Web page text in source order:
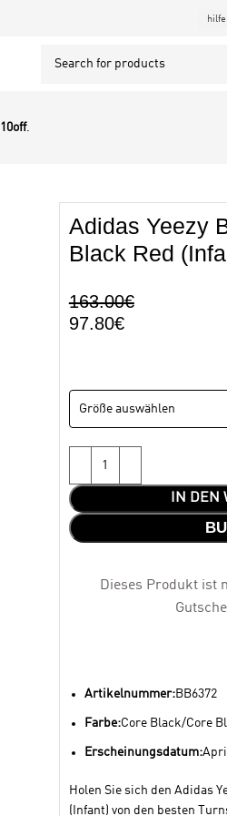
hilfe
10off.
Adidas Yeezy
Black Red
163.00€
97.80€
IN DEN
Dieses Produkt ist
Artikelnummer:BB6372
Farbe:Core Black/Core
Erscheinungsdatum:
Holen Sie sich den Adidas
(Infant) von den besten